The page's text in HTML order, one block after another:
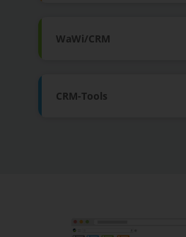
WaWi/CRM
CRM-Tools